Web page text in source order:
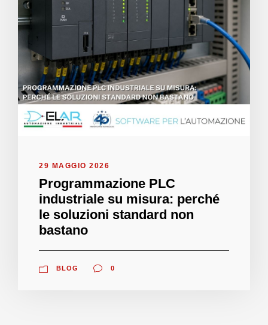
29 MAGGIO 2026
Programmazione PLC
industriale su misura: perché
le soluzioni standard non
bastano
BLOG 0